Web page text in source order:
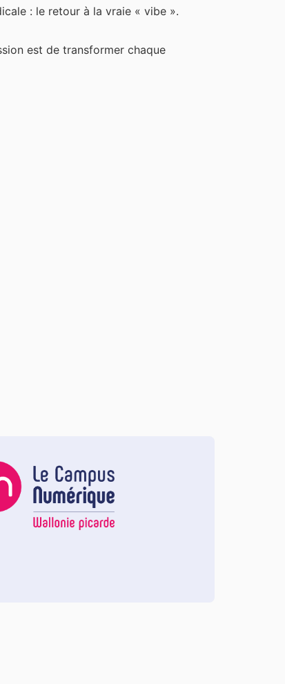
: le retour à la vraie « vibe ».
est de transformer chaque